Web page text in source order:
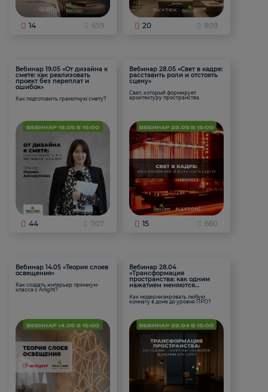
14 659 20 809
Вебинар 19.05 «От дизайна к
смете: как реализовать
проект без переплат и
ошибок»
Как подготовить грамотную смету?
44 1107
Вебинар 28.05 «Свет в кадре:
расставить роли и отстоять
сцену»
Свет, который формирует
архитектуру пространства.
15 660
Вебинар 14.05 «Теория слоев
освещения»
Как создать интерьер премиум-
класса с Arlight?
Вебинар 28.04
«Трансформация
пространства: как одним
нажатием меняются
Как модернизировать любую
комнату в доме до уровня ПРО?